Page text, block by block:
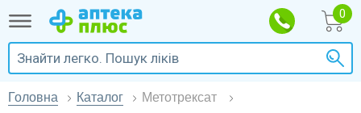
Головна Каталог Метотрексат